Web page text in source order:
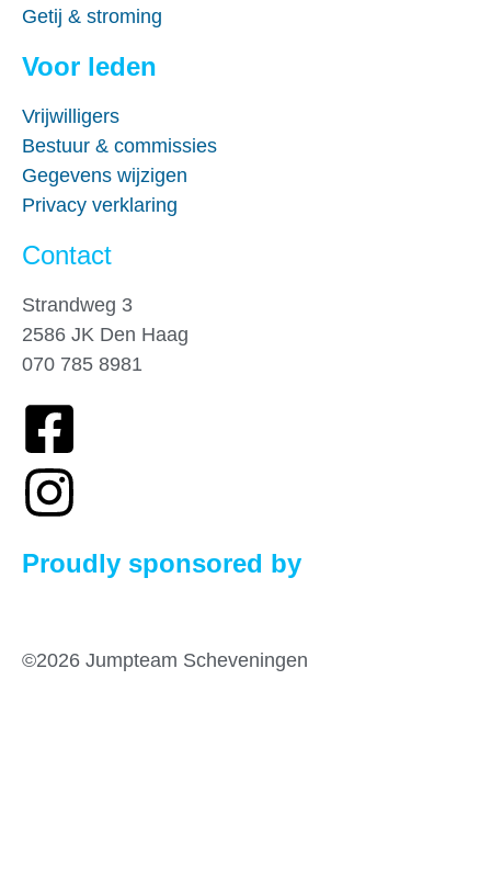
Getij & stroming
Voor leden
Vrijwilligers
Bestuur & commissies
Gegevens wijzigen
Privacy verklaring
Contact
Strandweg 3
2586 JK Den Haag
070 785 8981
Proudly sponsored by
©2026 Jumpteam Scheveningen